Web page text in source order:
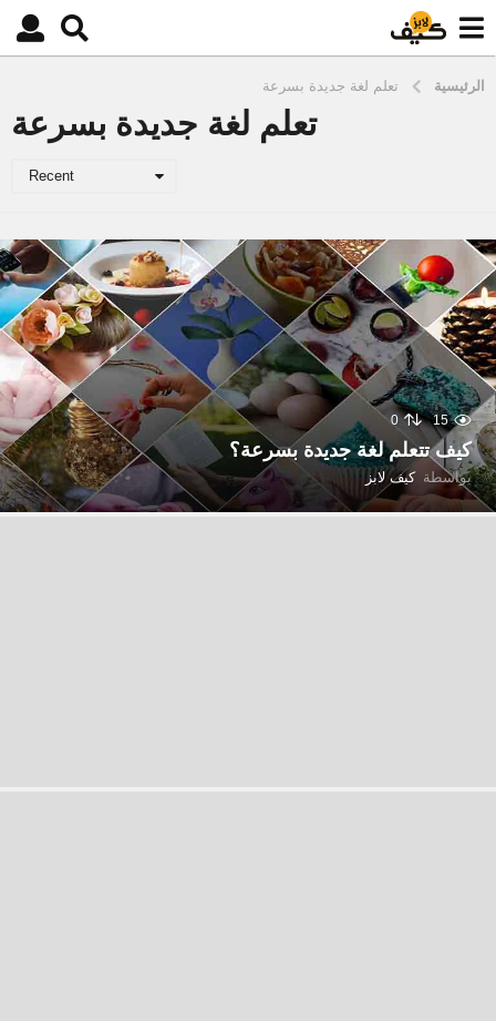
الرئيسية تعلم لغة جديدة بسرعة
تعلم لغة جديدة بسرعة
Recent
15
0
كيف تتعلم لغة جديدة بسرعة؟
بواسطة كيف لابز